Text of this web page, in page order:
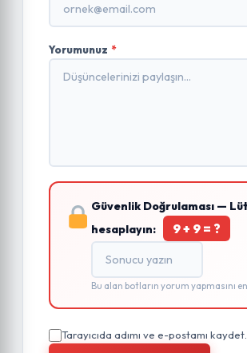
Yorumunuz *
Güvenlik Doğrulaması —
hesaplayın:
9 + 9 = ?
Bu alan botların yorum yapmasını
Tarayıcıda adımı ve e-postamı kaydet.